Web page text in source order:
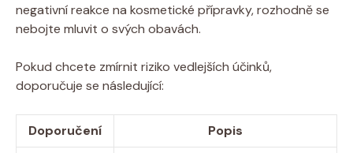
negativní reakce na kosmetické přípravky, rozhodně se
nebojte mluvit o svých obavách.
Pokud chcete zmírnit riziko vedlejších účinků,
doporučuje se následující:
Doporučení
Popis